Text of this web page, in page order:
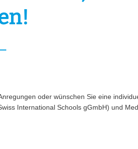
oder wünschen Sie eine
International Schools gGmbH) und